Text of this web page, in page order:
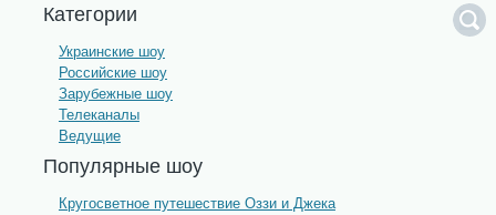
Категории
Украинские шоу
Российские шоу
Зарубежные шоу
Телеканалы
Ведущие
Популярные шоу
Кругосветное путешествие Оззи и Джека